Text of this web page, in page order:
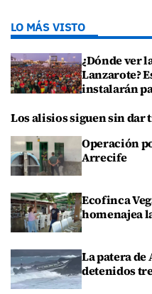
LO MÁS VISTO
¿Dónde ver
Lanzarote?
instalarán
Los alisios siguen sin dar
Operación
Arrecife
Ecofinca
homenajea
La patera
detenidos